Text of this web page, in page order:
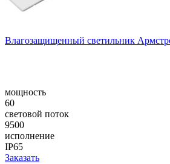
Влагозащищенный светильник
мощность
60
световой поток
9500
исполнение
IP65
Заказать